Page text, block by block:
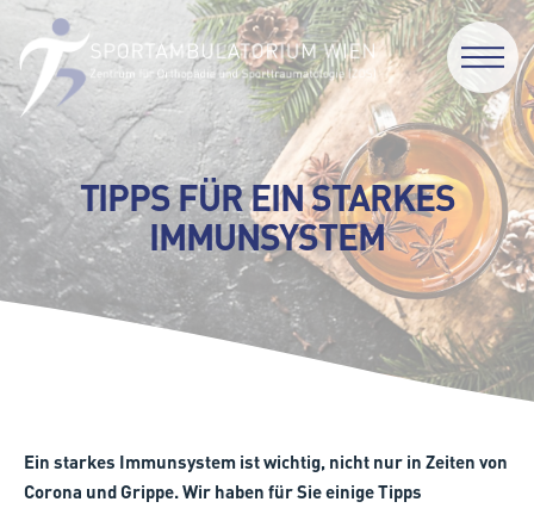
TIPPS FÜR EIN STARKES
IMMUNSYSTEM
Ein starkes Immunsystem ist wichtig, nicht nur in Zeiten von
Corona und Grippe. Wir haben für Sie einige Tipps